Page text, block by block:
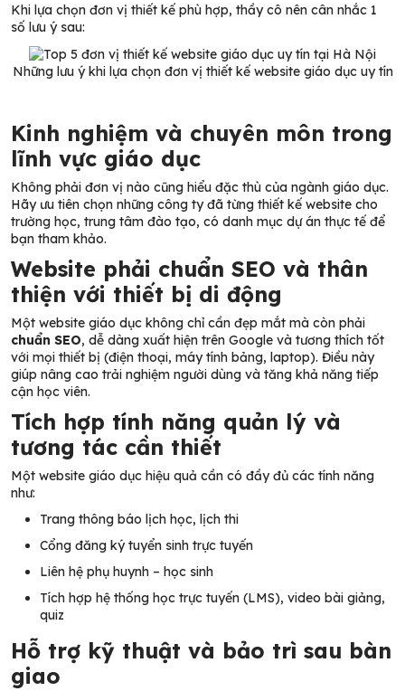
Khi lựa chọn đơn vị thiết kế phù hợp, thầy cô nên cân nhắc 1
số lưu ý sau:
Những lưu ý khi lựa chọn đơn vị thiết kế website giáo dục uy tín
Kinh nghiệm và chuyên môn trong
lĩnh vực giáo dục
Không phải đơn vị nào cũng hiểu đặc thù của ngành giáo dục.
Hãy ưu tiên chọn những công ty đã từng thiết kế website cho
trường học, trung tâm đào tạo, có danh mục dự án thực tế để
bạn tham khảo.
Website phải chuẩn SEO và thân
thiện với thiết bị di động
Một website giáo dục không chỉ cần đẹp mắt mà còn phải
chuẩn SEO, dễ dàng xuất hiện trên Google và tương thích tốt
với mọi thiết bị (điện thoại, máy tính bảng, laptop). Điều này
giúp nâng cao trải nghiệm người dùng và tăng khả năng tiếp
cận học viên.
Tích hợp tính năng quản lý và
tương tác cần thiết
Một website giáo dục hiệu quả cần có đầy đủ các tính năng
như:
Trang thông báo lịch học, lịch thi
Cổng đăng ký tuyển sinh trực tuyến
Liên hệ phụ huynh – học sinh
Tích hợp hệ thống học trực tuyến (LMS), video bài giảng,
quiz
Hỗ trợ kỹ thuật và bảo trì sau bàn
giao